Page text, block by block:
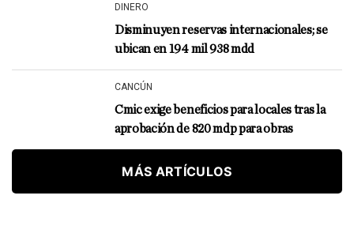
DINERO
Disminuyen reservas internacionales; se
ubican en 194 mil 938 mdd
CANCÚN
Cmic exige beneficios para locales tras la
aprobación de 820 mdp para obras
MÁS ARTÍCULOS